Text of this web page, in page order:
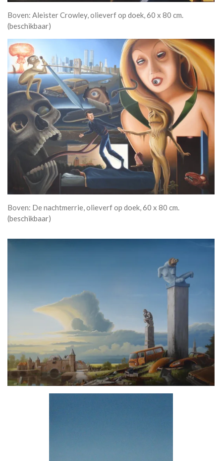
Boven: Aleister Crowley, olieverf op doek, 60 x 80 cm.
(beschikbaar)
Boven: De nachtmerrie, olieverf op doek, 60 x 80 cm.
(beschikbaar)